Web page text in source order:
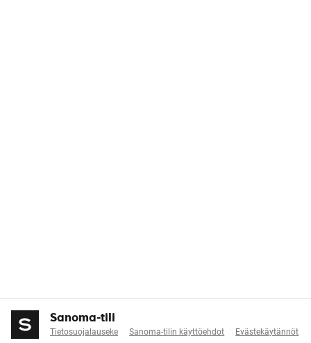
Sanoma-tili
Tietosuojalauseke Sanoma-tilin käyttöehdot Evästekäytännöt